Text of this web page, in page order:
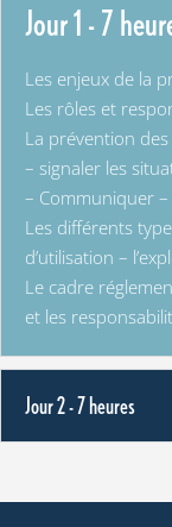
Jour 1 - 7
Les enjeux de la
Les rôles et
La prévention
– signaler les
– Communiquer
Les différents
d’utilisation –
Le cadre
et les
Jour 2 - 7 heures